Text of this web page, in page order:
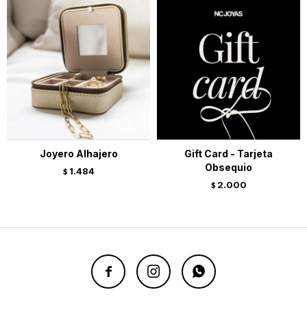
Joyero Alhajero
$ 1.484
Gift Card - Tarjeta
Obsequio
$ 2.000
  